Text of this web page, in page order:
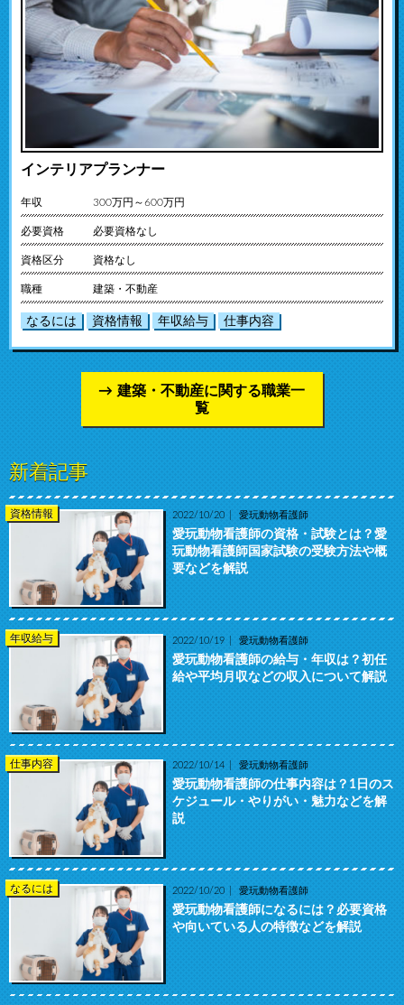
インテリアプランナー
年収 300万円～600万円
必要資格 必要資格なし
資格区分 資格なし
職種 建築・不動産
なるには 資格情報 年収給与 仕事内容
建築・不動産に関する職業一
覧
新着記事
資格情報 2022/10/20 愛玩動物看護師
愛玩動物看護師の資格・試験とは？愛
玩動物看護師国家試験の受験方法や概
要などを解説
年収給与 2022/10/19 愛玩動物看護師
愛玩動物看護師の給与・年収は？初任
給や平均月収などの収入について解説
仕事内容 2022/10/14 愛玩動物看護師
愛玩動物看護師の仕事内容は？1日のス
ケジュール・やりがい・魅力などを解
説
なるには 2022/10/20 愛玩動物看護師
愛玩動物看護師になるには？必要資格
や向いている人の特徴などを解説